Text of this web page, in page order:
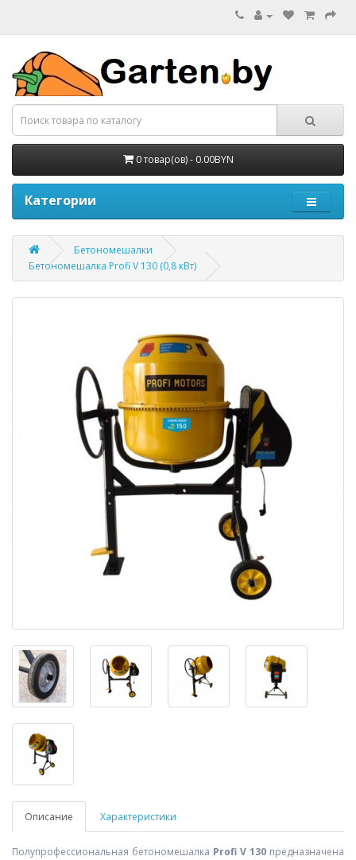
0 товар(ов) - 0.00BYN
Категории
Бетономешалки
Бетономешалка Profi V 130 (0,8 кВт)
Описание Характеристики
Полупрофессиональная бетономешалка Profi V 130 предназначена